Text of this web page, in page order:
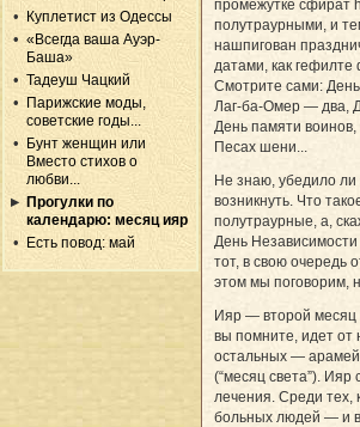
Куплетист из Одессы
«Всегда ваша Ауэр-
Баша»
Тадеуш Чацкий
Парижские моды,
советские годы...
Бунт женщин или
Вместо стихов о
любви...
Прогулки по
календарю: месяц ияр
Есть повод: май
промежутке сфират
полутраурными, и
нашпигован
датами, как
Смотрите сами:
Лаг-ба-Омер — два,
День памяти
Песах шени...
Не знаю, убедило
возникнуть. Что
полутраурные, а,
День
тот, в свою очередь
этом мы поговорим,
Ияр — второй месяц
вы помните, идет от
остальных —
(“месяц света”). Ияр
лечения. Среди тех,
больных людей — и